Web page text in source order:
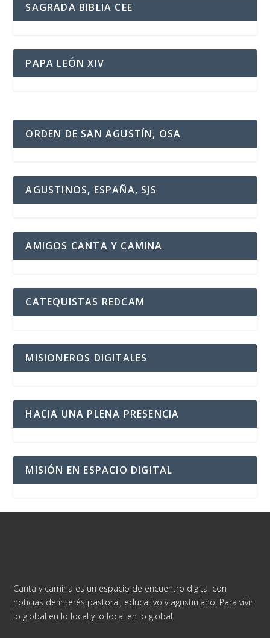
SAGRADA BIBLIA CEE
PAPA LEÓN XIV
ORDEN DE SAN AGUSTÍN, OSA
AGUSTINOS, ESPAÑA, SJS
AMIGOS CANTA Y CAMINA
CATEQUISTAS REDCAM
MISIONEROS DIGITALES
HACIA UNA PLENA PRESENCIA
MISIÓN EN ESPACIO DIGITAL
Canta y camina es un espacio de encuentro digital con
noticias de interés pastoral, educativo y agustiniano. Para vivir
lo global en lo local y lo local en lo global.